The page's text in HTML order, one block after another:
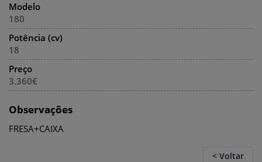
Modelo
180
Potência (cv)
18
Preço
3.360€
Observações
FRESA+CAIXA
< Voltar